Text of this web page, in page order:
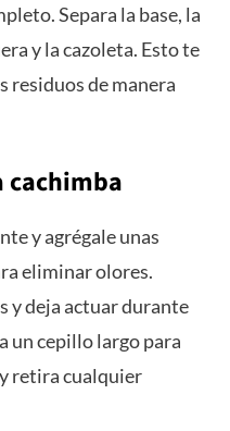
Separa la base, la
y la cazoleta. Esto te
de manera
cachimba
y agrégale unas
eliminar olores.
y deja actuar durante
un cepillo largo para
retira cualquier